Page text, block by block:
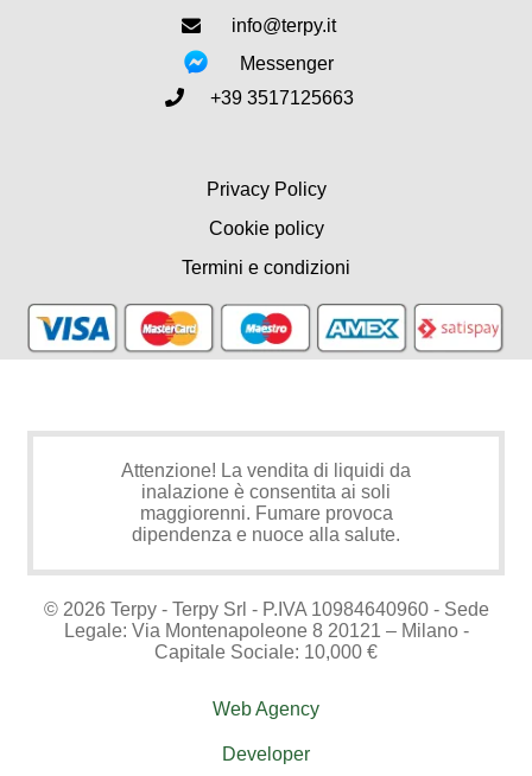
info@terpy.it
Messenger
+39 3517125663
Privacy Policy
Cookie policy
Termini e condizioni
Attenzione! La vendita di liquidi da
inalazione è consentita ai soli
maggiorenni. Fumare provoca
dipendenza e nuoce alla salute.
© 2026 Terpy - Terpy Srl - P.IVA 10984640960 - Sede
Legale: Via Montenapoleone 8 20121 – Milano -
Capitale Sociale: 10,000 €
Web Agency
Developer